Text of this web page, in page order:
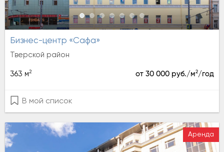
Бизнес-центр «Сафа»
Тверской район
363 м2 от 30 000 руб./м2/год
В мой список
Аренда